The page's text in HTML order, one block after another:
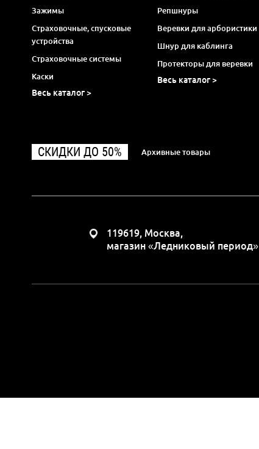
Зажимы
Страховочные, спусковые
устройства
Страховочные системы
Каски
Весь каталог >
Репшнуры
Веревки для арбористики
Шнур для каблинга
Протекторы для веревки
Весь каталог >
СКИДКИ ДО 50% Архивные товары
119619, Москва,
магазин «Ледниковый период»